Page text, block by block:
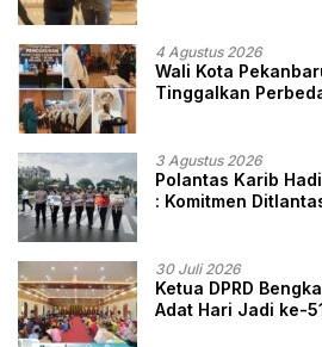
4 Agustus 2026
Wali Kota
Tinggalkan
3 Agustus 2026
Polantas Karib
: Komitmen
30 Juli 2026
Ketua DPRD
Adat Hari Jadi ke-